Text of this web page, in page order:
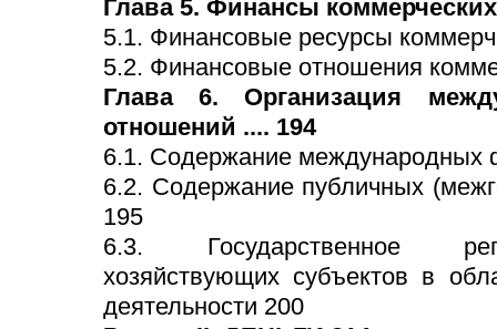
Глава 5. Финансы
5.1. Финансовые ресурсы
5.2. Финансовые отношения
Глава 6. Организация
отношений .... 194
6.1. Содержание международных
6.2. Содержание публичных
195
6.3. Государственное
хозяйствующих субъектов в
деятельности 200